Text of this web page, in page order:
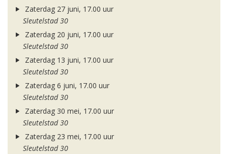
Zaterdag 27 juni, 17.00 uur
Sleutelstad 30
Zaterdag 20 juni, 17.00 uur
Sleutelstad 30
Zaterdag 13 juni, 17.00 uur
Sleutelstad 30
Zaterdag 6 juni, 17.00 uur
Sleutelstad 30
Zaterdag 30 mei, 17.00 uur
Sleutelstad 30
Zaterdag 23 mei, 17.00 uur
Sleutelstad 30